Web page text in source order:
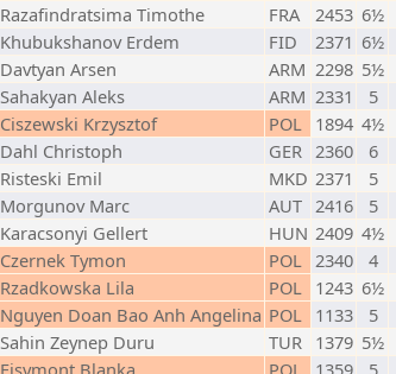
Razafindratsima Timothe FRA 2453 6½
Khubukshanov Erdem FID 2371 6½
Davtyan Arsen ARM 2298 5½
Sahakyan Aleks ARM 2331 5
Ciszewski Krzysztof POL 1894 4½
Dahl Christoph GER 2360 6
Risteski Emil MKD 2371 5
Morgunov Marc AUT 2416 5
Karacsonyi Gellert HUN 2409 4½
Czernek Tymon POL 2340 4
Rzadkowska Lila POL 1243 6½
Nguyen Doan Bao Anh Angelina POL 1133 5
Sahin Zeynep Duru TUR 1379 5½
Ejsymont Blanka POL 1359 5